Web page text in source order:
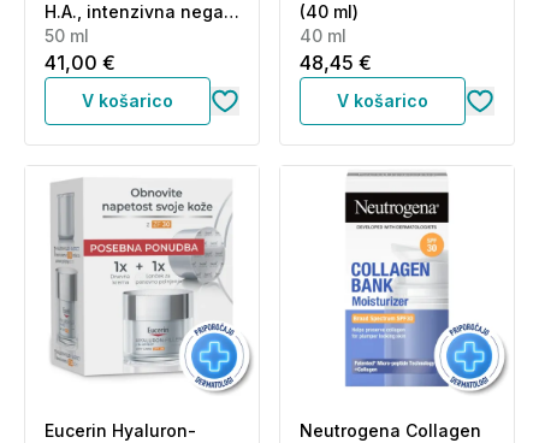
H.A., intenzivna nega
proti gubam in za
učvrstitev kože - ZF30
(50 ml)
50 ml
41,00 €
V košarico
(40 ml)
40 ml
48,45 €
V košarico
Eucerin Hyaluron-
Neutrogena Collagen